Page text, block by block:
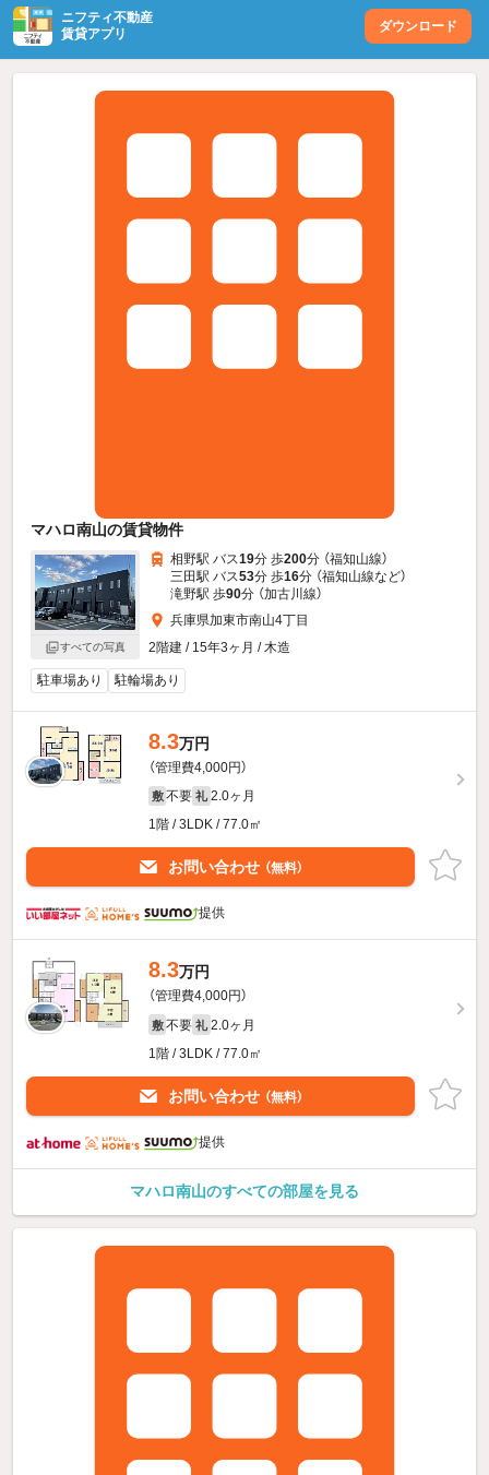
ニフティ不動産
賃貸アプリ
ダウンロード
マハロ南山の賃貸物件
すべての写真
相野駅 バス19分 歩200分 （福知山線）
三田駅 バス53分 歩16分 （福知山線など）
滝野駅 歩90分 （加古川線）
兵庫県加東市南山4丁目
2階建 / 15年3ヶ月 / 木造
駐車場あり 駐輪場あり
8.3万円
（管理費4,000円）
敷 不要 礼 2.0ヶ月
1階 / 3LDK / 77.0㎡
お問い合わせ （無料）
提供
8.3万円
（管理費4,000円）
敷 不要 礼 2.0ヶ月
1階 / 3LDK / 77.0㎡
お問い合わせ （無料）
提供
マハロ南山のすべての部屋を見る